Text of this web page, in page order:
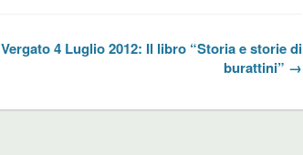
Vergato 4 Luglio 2012: Il libro “Storia e storie di
burattini” →